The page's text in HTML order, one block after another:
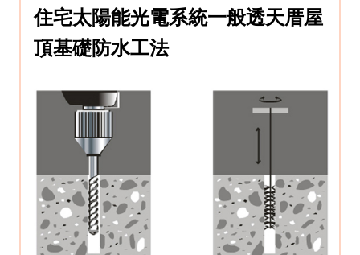
住宅太陽能光電系統一般透天厝屋
頂基礎防水工法